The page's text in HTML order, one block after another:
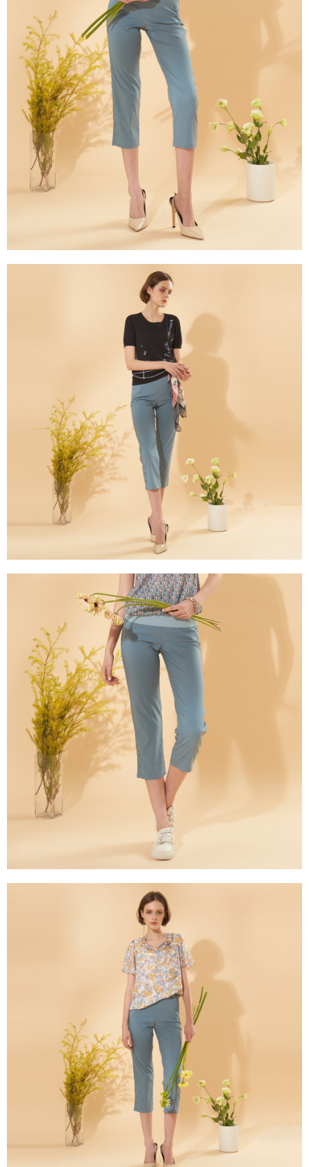
1.分期款項不併入電信帳單，「大哥付你分期」於每月結算日後寄送繳費提
醒簡訊。
2.透過簡訊連結打開帳單後，可選擇「超商條碼／台灣大直營門市／銀行轉
帳／街口支付／iPASS MONEY」等通路繳費。
【注意事項】
1.本服務係由「台灣大哥大股份有限公司」（以下簡稱本公司）所提供，讓
用戶於交易時，得透過本服務購買商品或服務，並由商店將買賣／分期付款
買賣價金債權讓與本公司後，依約使用本公司帳單繳交帳款。
2.基於同意付款使用「大哥付你分期」之契約關係目的，商店將以您的個人
資料（包含姓名、電話或地址）提供予台灣大哥大進項蒐集、處理及利用，
由本公司與您本人進行分期帳單所需資料之確認、核對及更正。
3.完整用戶服務條款，請詳閱以下連結：
https://oppay.tw/userRule
【「AFTEE先享後付」結帳流程】
１．於結帳方式選擇「AFTEE先享後付」後，將跳轉至「AFTEE先享後付」
結帳頁面，進行簡訊認證並確認金額後，即可完成結帳。
２．訂單成立數日內，您將收到繳費通知簡訊。
３．收到繳費通知簡訊後14天內，點擊此簡訊中的連結，可透過四大超商／
ATM／網路銀行／等多元方式進行付款，方視為交易完成。
※ 請注意：結帳手續完成當下不需立刻繳費，但若您需要取消訂單，請聯絡
購買商品的店家。未經商家同意取消之訂單仍視為有效，需透過AFTEE先享
後付繳納相關費用。
※ 交易是否成功請以「AFTEE先享後付 」之結帳頁面顯示為準，若有關於
是否繳費成功／繳費後需取消欲退款等相關疑問，請聯繫「AFTEE先享後付
客戶支援中心」
https://netprotections.freshdesk.com/support/home
【注意事項】
１．透過由恩沛科技股份有限公司提供之「AFTEE先享後付」服務完成之交
易，需依本服務之必要範圍內提供個人資料，並將交易相關給付款項請求債
２．關於個人資料處理事宜，請瀏覽以下網址：
４．使用「AFTEE先享後付」時，將依據個別帳號之用戶狀況，依本公司即
時審查核予不同之上限額度；若仍有額度不足之情形，本公司將視審查結果
５．嚴禁一人註冊多個帳號或使用他人資訊註冊。若發現惡意使用之情形，
恩沛科技股份有限公司將有權停止該用戶之使用額度並採取法律行動。
每筆NT$120，滿NT$2,000(含以上)免運費
7-11取貨付款
每筆NT$120，滿NT$2,000(含以上)免運費
宅配
每筆NT$120，滿NT$2,000(含以上)免運費